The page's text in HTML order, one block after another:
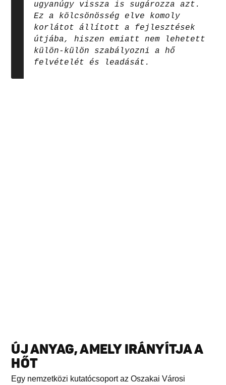
ugyanúgy vissza is sugározza azt.
Ez a kölcsönösség elve komoly
korlátot állított a fejlesztések
útjába, hiszen emiatt nem lehetett
külön-külön szabályozni a hő
felvételét és leadását.
ÚJ ANYAG, AMELY IRÁNYÍTJA A
HŐT
Egy nemzetközi kutatócsoport az Oszakai Városi